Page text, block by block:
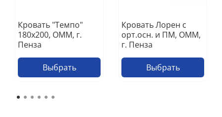
Кровать "Темпо"
180х200, ОММ, г.
Пенза
Выбрать
Кровать Лорен с
орт.осн. и ПМ, ОММ,
г. Пенза
Выбрать